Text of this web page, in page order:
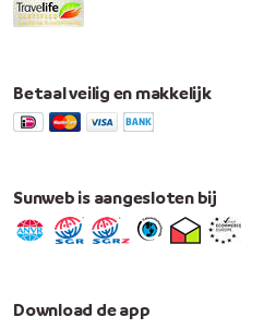
Betaal veilig en makkelijk
Sunweb is aangesloten bij
Download de app